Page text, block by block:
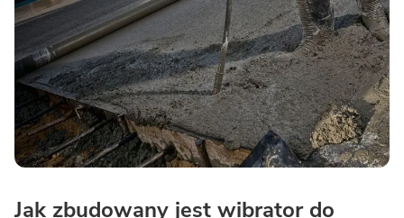
Jak zbudowany jest wibrator do